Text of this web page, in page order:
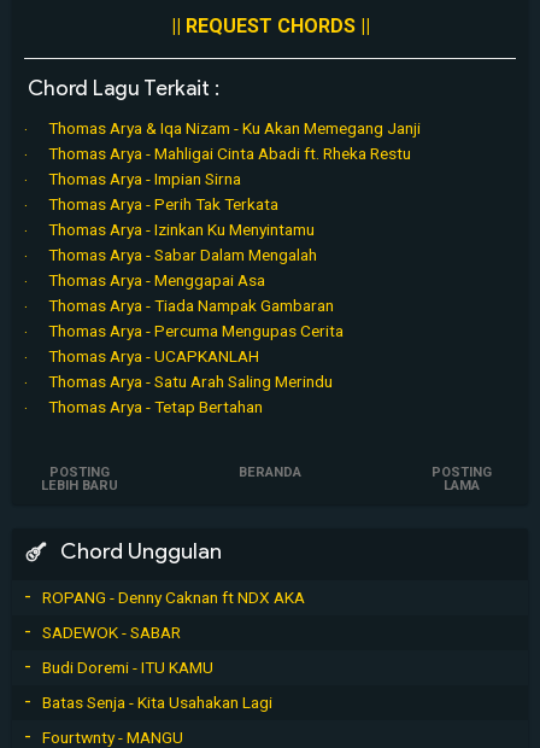
|| REQUEST CHORDS ||
Chord Lagu Terkait :
Thomas Arya & Iqa Nizam - Ku Akan Memegang Janji
Thomas Arya - Mahligai Cinta Abadi ft. Rheka Restu
Thomas Arya - Impian Sirna
Thomas Arya - Perih Tak Terkata
Thomas Arya - Izinkan Ku Menyintamu
Thomas Arya - Sabar Dalam Mengalah
Thomas Arya - Menggapai Asa
Thomas Arya - Tiada Nampak Gambaran
Thomas Arya - Percuma Mengupas Cerita
Thomas Arya - UCAPKANLAH
Thomas Arya - Satu Arah Saling Merindu
Thomas Arya - Tetap Bertahan
POSTING
LEBIH BARU
POSTING
LAMA
BERANDA
Chord Unggulan
ROPANG - Denny Caknan ft NDX AKA
SADEWOK - SABAR
Budi Doremi - ITU KAMU
Batas Senja - Kita Usahakan Lagi
Fourtwnty - MANGU